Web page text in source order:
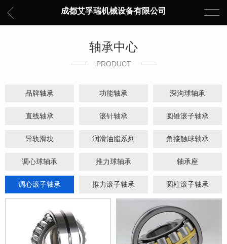
成都艾孚瑞机械设备有限公司
轴承中心
PRODUCT
品牌轴承 功能轴承 深沟球轴承
直线轴承 滚针轴承 圆锥滚子轴承
导轨滑块 润滑油脂系列 角接触球轴承
调心球轴承 推力球轴承 轴承座
调心滚子轴承 推力滚子轴承 圆柱滚子轴承